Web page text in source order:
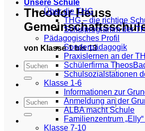
Theodor Heuss
von Klasse 1 bis 13
Unsere Schule
Über die THG
THG – die richtige
Schulprogramm der
Pädagogisches Profil
Sonderpädagogik
Praxislernen an der
Schülerfirma
Schulsozialstationen
Klasse 1-6
Informationen zur
Anmeldung an der
ALBA macht Schule
Familienzentrum
Klasse 7-10